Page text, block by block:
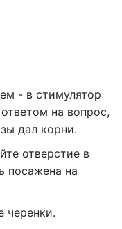
- в стимулятор
на вопрос,
дал корни.
отверстие в
посажена на
черенки.